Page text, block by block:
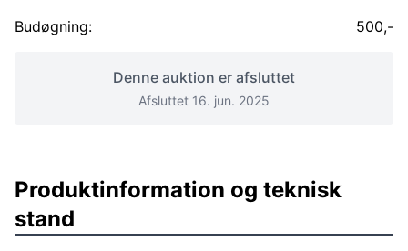
Budøgning:
500,-
Denne auktion er afsluttet
Afsluttet 16. jun. 2025
Produktinformation og teknisk
stand